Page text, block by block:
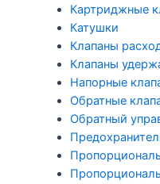
Картриджные
Катушки
Клапаны
Клапаны
Напорные
Обратные
Обратный